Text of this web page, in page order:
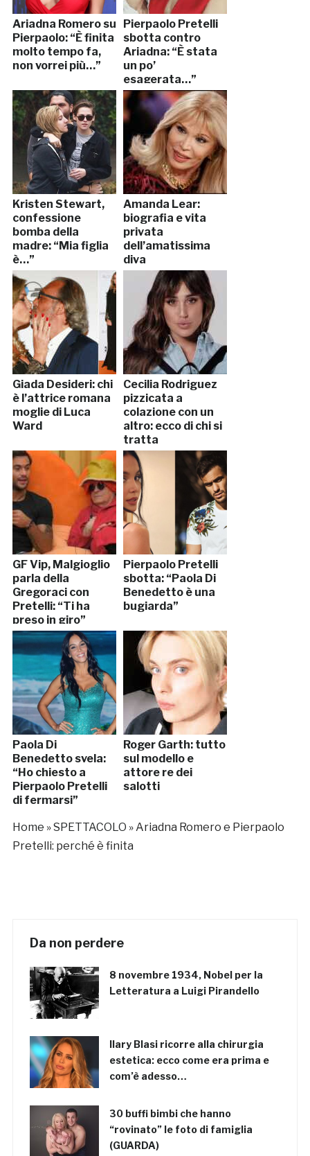
Ariadna Romero su
Pierpaolo: “È finita
molto tempo fa,
non vorrei più…”
Pierpaolo Pretelli
sbotta contro
Ariadna: “È stata
un po’
esagerata…”
Kristen Stewart,
confessione
bomba della
madre: “Mia figlia
è…”
Amanda Lear:
biografia e vita
privata
dell’amatissima
diva
Giada Desideri: chi
è l’attrice romana
moglie di Luca
Ward
Cecilia Rodriguez
pizzicata a
colazione con un
altro: ecco di chi si
tratta
GF Vip, Malgioglio
parla della
Gregoraci con
Pretelli: “Ti ha
preso in giro”
Pierpaolo Pretelli
sbotta: “Paola Di
Benedetto è una
bugiarda”
Paola Di
Benedetto svela:
“Ho chiesto a
Pierpaolo Pretelli
di fermarsi”
Roger Garth: tutto
sul modello e
attore re dei
salotti
Home »SPETTACOLO » Ariadna Romero e Pierpaolo
Pretelli: perché è finita
Da non perdere
8 novembre 1934, Nobel per la
Letteratura a Luigi Pirandello
Ilary Blasi ricorre alla chirurgia
estetica: ecco come era prima e
com’è adesso…
30 buffi bimbi che hanno
“rovinato” le foto di famiglia
(GUARDA)